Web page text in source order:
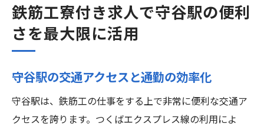
鉄筋工寮付き求人で守谷駅の便利
さを最大限に活用
守谷駅の交通アクセスと通勤の効率化
守谷駅は、鉄筋工の仕事をする上で非常に便利な交通ア
クセスを誇ります。つくばエクスプレス線の利用によ